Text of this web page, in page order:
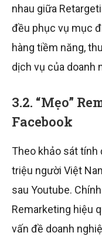
nhau giữa
đều phục vụ mục
hàng tiềm năng,
dịch vụ của doanh
3.2. “Mẹo”
Facebook
Theo khảo sát tính
triệu người Việt
sau Youtube.
Remarketing hiệu
vấn đề doanh